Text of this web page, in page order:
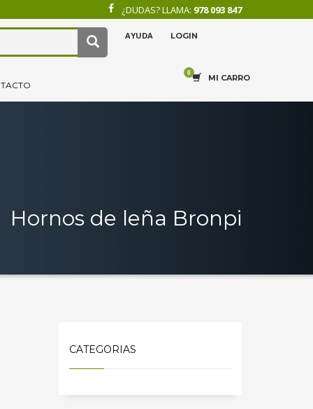
¿DUDAS? LLAMA: 978 093 847
AYUDA LOGIN
MI CARRO
Hornos de leña Bronpi
CATEGORIAS